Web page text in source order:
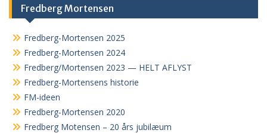
Fredberg Mortensen
Fredberg-Mortensen 2025
Fredberg-Mortensen 2024
Fredberg/Mortensen 2023 — HELT AFLYST
Fredberg-Mortensens historie
FM-ideen
Fredberg-Mortensen 2020
Fredberg Motensen – 20 års jubilæum